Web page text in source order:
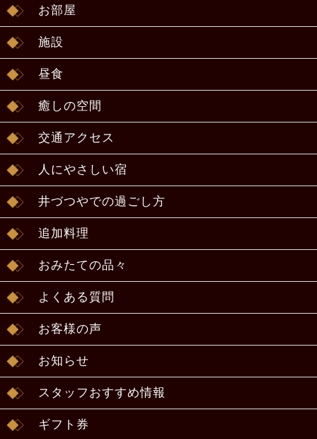
お部屋
施設
昼食
癒しの空間
交通アクセス
人にやさしい宿
井づつやでの過ごし方
追加料理
おみたての品々
よくある質問
お客様の声
お知らせ
スタッフおすすめ情報
ギフト券